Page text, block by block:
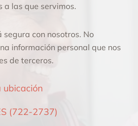
a las que servimos.
segura con nosotros. No
información personal que nos
de terceros.
ubicación
(722-2737)